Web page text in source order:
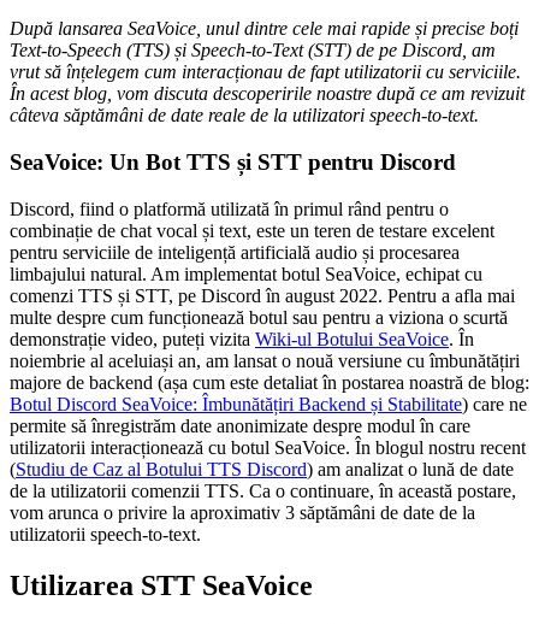
După lansarea SeaVoice, unul dintre cele mai rapide și precise boți
Text-to-Speech (TTS) și Speech-to-Text (STT) de pe Discord, am
vrut să înțelegem cum interacționau de fapt utilizatorii cu serviciile.
În acest blog, vom discuta descoperirile noastre după ce am revizuit
câteva săptămâni de date reale de la utilizatori speech-to-text.
SeaVoice: Un Bot TTS și STT pentru Discord
Discord, fiind o platformă utilizată în primul rând pentru o
combinație de chat vocal și text, este un teren de testare excelent
pentru serviciile de inteligență artificială audio și procesarea
limbajului natural. Am implementat botul SeaVoice, echipat cu
comenzi TTS și STT, pe Discord în august 2022. Pentru a afla mai
multe despre cum funcționează botul sau pentru a viziona o scurtă
demonstrație video, puteți vizita Wiki-ul Botului SeaVoice. În
noiembrie al aceluiași an, am lansat o nouă versiune cu îmbunătățiri
majore de backend (așa cum este detaliat în postarea noastră de blog:
Botul Discord SeaVoice: Îmbunătățiri Backend și Stabilitate) care ne
permite să înregistrăm date anonimizate despre modul în care
utilizatorii interacționează cu botul SeaVoice. În blogul nostru recent
(Studiu de Caz al Botului TTS Discord) am analizat o lună de date
de la utilizatorii comenzii TTS. Ca o continuare, în această postare,
vom arunca o privire la aproximativ 3 săptămâni de date de la
utilizatorii speech-to-text.
Utilizarea STT SeaVoice